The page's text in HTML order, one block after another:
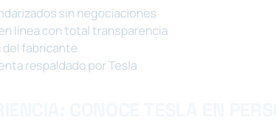
sin negociaciones
línea con total transparencia
del fabricante
respaldado por Tesla